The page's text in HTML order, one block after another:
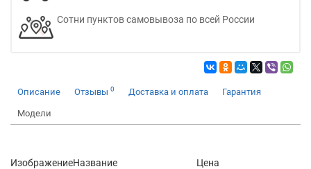
Сотни пунктов самовывоза по всей России
Описание Отзывы 0 Доставка и оплата Гарантия
Модели
ИзображениеНазвание Цена